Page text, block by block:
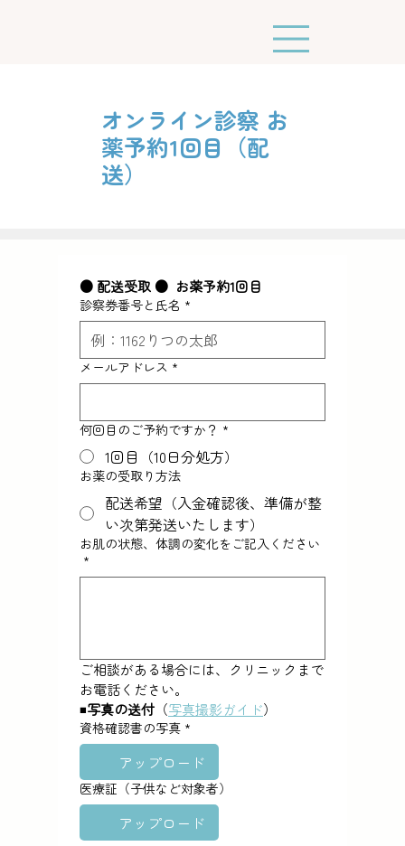
オンライン診察 お
薬予約1回目（配
送）
● 配送受取 ●  お薬予約1回目
診察券番号と氏名 *
メールアドレス *
何回目のご予約ですか？ *
1回目（10日分処方）
お薬の受取り方法
配送希望（入金確認後、準備が整
い次第発送いたします）
お肌の状態、体調の変化をご記入ください
*
ご相談がある場合には、クリニックまで
お電話ください。
◾️写真の送付 （写真撮影ガイド）
資格確認書の写真 *
アップロード
医療証（子供など対象者）
アップロード